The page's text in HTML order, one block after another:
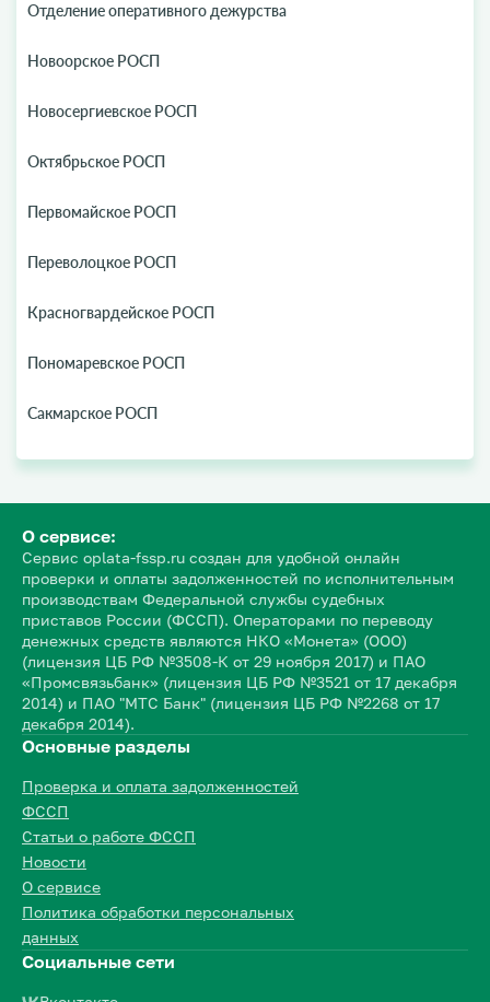
Отделение оперативного дежурства
Новоорское РОСП
Новосергиевское РОСП
Октябрьское РОСП
Первомайское РОСП
Переволоцкое РОСП
Красногвардейское РОСП
Пономаревское РОСП
Сакмарское РОСП
О сервисе:
Сервис oplata-fssp.ru создан для удобной онлайн
проверки и оплаты задолженностей по исполнительным
производствам Федеральной службы судебных
приставов России (ФССП). Операторами по переводу
денежных средств являются НКО «Монета» (ООО)
(лицензия ЦБ РФ №3508-К от 29 ноября 2017) и ПАО
«Промсвязьбанк» (лицензия ЦБ РФ №3521 от 17 декабря
2014) и ПАО "МТС Банк" (лицензия ЦБ РФ №2268 от 17
декабря 2014).
Основные разделы
Проверка и оплата задолженностей
ФССП
Статьи о работе ФССП
Новости
О сервисе
Политика обработки персональных
данных
Социальные сети